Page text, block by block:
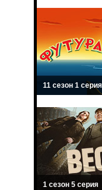
11 сезон 1 серия
1 сезон 5 серия